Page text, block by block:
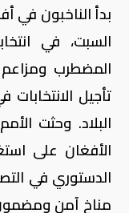
بدأ الناخبون في
السبت، في
المضطرب
تأجيل
البلاد. وحثت
الأفغان على
الدستوري في
مناخ آمن